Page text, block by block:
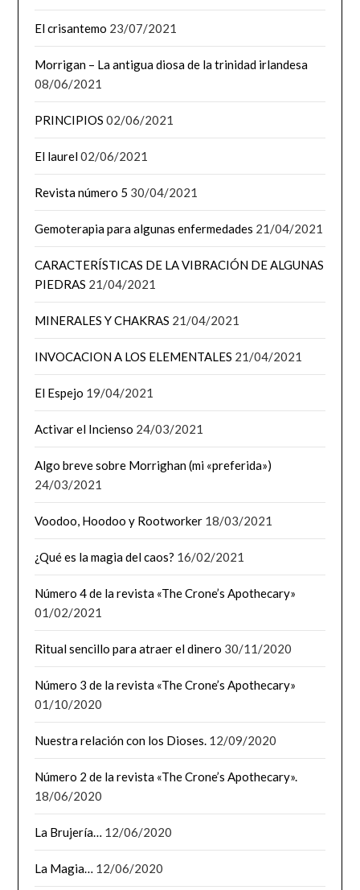
El crisantemo 23/07/2021
Morrigan – La antigua diosa de la trinidad irlandesa
08/06/2021
PRINCIPIOS 02/06/2021
El laurel02/06/2021
Revista número 5 30/04/2021
Gemoterapia para algunas enfermedades 21/04/2021
CARACTERÍSTICAS DE LA VIBRACIÓN DE ALGUNAS
PIEDRAS 21/04/2021
MINERALES Y CHAKRAS 21/04/2021
INVOCACION A LOS ELEMENTALES 21/04/2021
El Espejo 19/04/2021
Activar el Incienso 24/03/2021
Algo breve sobre Morrighan (mi «preferida»)
24/03/2021
Voodoo, Hoodoo y Rootworker 18/03/2021
¿Qué es la magia del caos? 16/02/2021
Número 4 de la revista «The Crone’s Apothecary»
01/02/2021
Ritual sencillo para atraer el dinero 30/11/2020
Número 3 de la revista «The Crone’s Apothecary»
01/10/2020
Nuestra relación con los Dioses. 12/09/2020
Número 2 de la revista «The Crone’s Apothecary».
18/06/2020
La Brujería… 12/06/2020
La Magia… 12/06/2020